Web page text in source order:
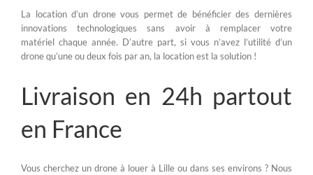
La location d’un drone vous permet de bénéficier des dernières
innovations technologiques sans avoir à remplacer votre
matériel chaque année. D’autre part, si vous n’avez l’utilité d’un
drone qu’une ou deux fois par an, la location est la solution !
Livraison en 24h partout
en France
Vous cherchez un drone à louer à Lille ou dans ses environs ? Nous